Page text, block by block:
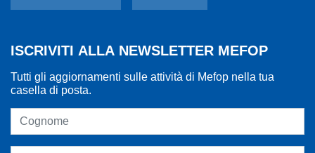
ISCRIVITI ALLA NEWSLETTER MEFOP
Tutti gli aggiornamenti sulle attività di Mefop nella tua
casella di posta.